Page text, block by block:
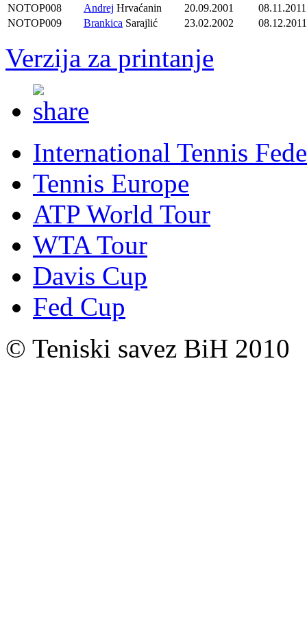
NOTOP008
Andrej Hrvaćanin 20.09.2001
08.11.2011
NOTOP009
Brankica Sarajlić 23.02.2002 08.12.2011
Verzija za printanje
International Tennis
Tennis Europe
ATP World Tour
WTA Tour
Davis Cup
Fed Cup
© Teniski savez BiH 2010